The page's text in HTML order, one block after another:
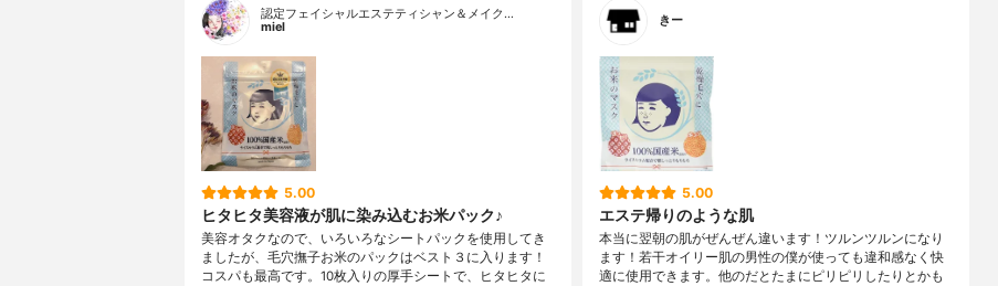
認定フェイシャルエステティシャン＆メイク…
miel
5.00
ヒタヒタ美容液が肌に染み込むお米パック♪
美容オタクなので、いろいろなシートパックを使用してき
ましたが、毛穴撫子お米のパックはベスト３に入ります！
コスパも最高です。10枚入りの厚手シートで、ヒタヒタに
きー
5.00
エステ帰りのような肌
本当に翌朝の肌がぜんぜん違います！ツルンツルンになり
ます！若干オイリー肌の男性の僕が使っても違和感なく快
適に使用できます。他のだとたまにピリピリしたりとかも